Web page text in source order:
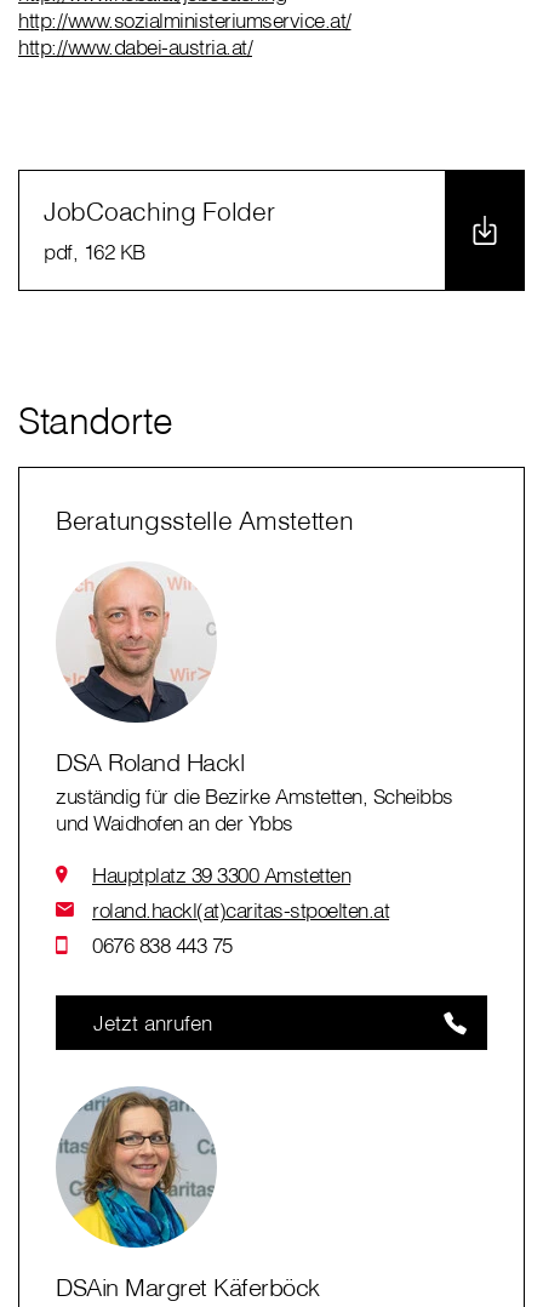
http://www.sozialministeriumservice.at/
http://www.dabei-austria.at/
JobCoaching Folder
pdf, 162 KB
Standorte
Beratungsstelle Amstetten
DSA Roland Hackl
zuständig für die Bezirke Amstetten, Scheibbs
und Waidhofen an der Ybbs
Hauptplatz 39 3300 Amstetten
roland.hackl(at)caritas-stpoelten.at
0676 838 443 75
Jetzt anrufen
DSAin Margret Käferböck